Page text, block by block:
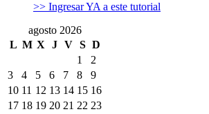
>> Ingresar YA a este tutorial
agosto 2026
L M X J V S D
1
2
3
4 5 6 7 8
9
10 11 12 13 14 15 16
17 18 19 20 21 22 23